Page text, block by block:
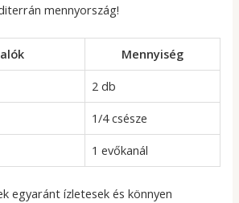
mennyország!
Mennyiség
2 db
1/4 csésze
1 evőkanál
egyaránt ízletesek és könnyen